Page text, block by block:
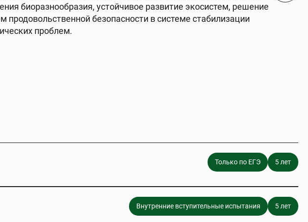
биоразнообразия, устойчивое развитие экосистем, решение
продовольственной безопасности в системе стабилизации
проблем.
Только по ЕГЭ 5 лет
Внутренние вступительные испытания 5 лет